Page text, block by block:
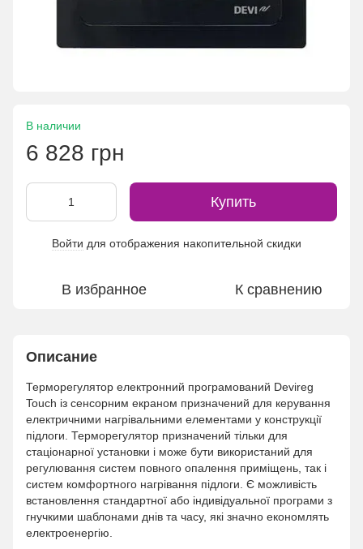
В наличии
6 828 грн
Купить
Войти для отображения накопительной скидки
В избранное К сравнению
Описание
Терморегулятор електронний програмований Devireg
Touch із сенсорним екраном призначений для керування
електричними нагрівальними елементами у конструкції
підлоги. Терморегулятор призначений тільки для
стаціонарної установки і може бути використаний для
регулювання систем повного опалення приміщень, так і
систем комфортного нагрівання підлоги. Є можливість
встановлення стандартної або індивідуальної програми з
гнучкими шаблонами днів та часу, які значно економлять
електроенергію.